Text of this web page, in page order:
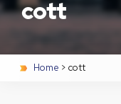
Home > cott
cott